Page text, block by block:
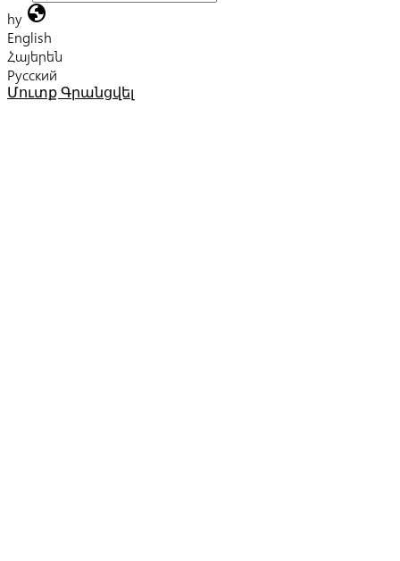
hy globe
English
Հայերեն
Русский
Մուտք Գրանցվել